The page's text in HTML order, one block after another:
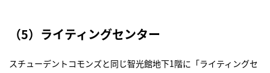
（5）ライティングセンター
スチューデントコモンズと同じ智光館地下1階に「ライティングセ